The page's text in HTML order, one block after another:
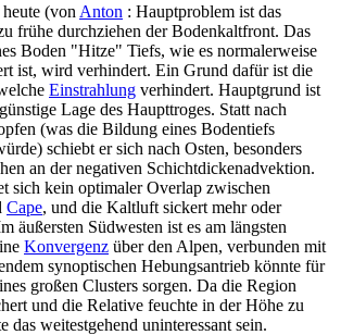
(von Anton : Hauptproblem ist das
frühe durchziehen der Bodenkaltfront. Das
Boden "Hitze" Tiefs, wie es normalerweise
ist, wird verhindert. Ein Grund dafür ist die
Einstrahlung verhindert. Hauptgrund ist
Lage des Haupttroges. Statt nach
(was die Bildung eines Bodentiefs
schiebt er sich nach Osten, besonders
an der negativen Schichtdickenadvektion.
sich kein optimaler Overlap zwischen
Cape, und die Kaltluft sickert mehr oder
äußersten Südwesten ist es am längsten
Konvergenz über den Alpen, verbunden mit
synoptischen Hebungsantrieb könnte für
großen Clusters sorgen. Da die Region
und die Relative feuchte in der Höhe zu
das weitestgehend uninteressant sein.